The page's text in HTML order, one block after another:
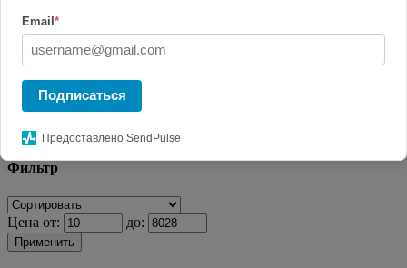
УСЛОВИЯ И ГАРАНТИИ
Наши работы
Новости
Обратная связь
ГлавнаяКАТАЛОГ СУВЕНИРОВ
аксессуарыПарковочный диск
Фильтр
Цена от: до:
Применить
Email *
Подписаться
Предоставлено SendPulse